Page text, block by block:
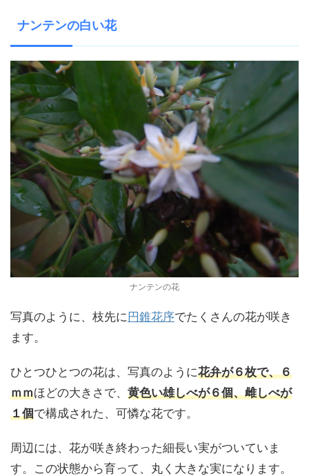
ナンテンの白い花
ナンテンの花
写真のように、枝先に円錐花序でたくさんの花が咲き
ます。
ひとつひとつの花は、写真のように花弁が６枚で、６
ｍｍほどの大きさで、 黄色い雄しべが６個、雌しべが
１個で構成された、可憐な花です。
周辺には、花が咲き終わった細長い実がついていま
す。この状態から育って、丸く大きな実になります。